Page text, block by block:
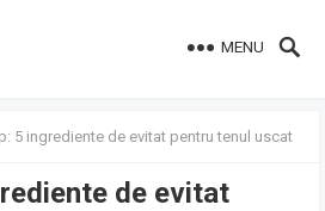
MENU
5 ingrediente de evitat pentru tenul uscat
de evitat